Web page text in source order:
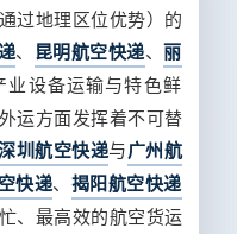
过地理区位优势）的
、 昆明航空快递、丽
业设备运输与特色鲜
运方面发挥着不可替
圳航空快递与广州航
快递、 揭阳航空快递
、最高效的航空货运